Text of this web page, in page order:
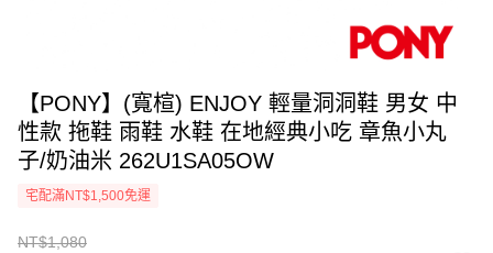
【PONY】(寬楦) ENJOY 輕量洞洞鞋 男女 中
性款 拖鞋 雨鞋 水鞋 在地經典小吃 章魚小丸
子/奶油米 262U1SA05OW
宅配滿NT$1,500免運
NT$1,080